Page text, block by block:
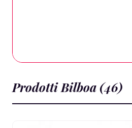
Prodotti Bilboa (46)